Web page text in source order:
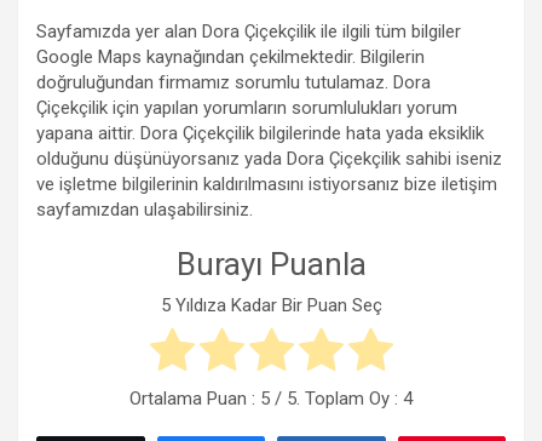
Sayfamızda yer alan Dora Çiçekçilik ile ilgili tüm bilgiler
Google Maps kaynağından çekilmektedir. Bilgilerin
doğruluğundan firmamız sorumlu tutulamaz. Dora
Çiçekçilik için yapılan yorumların sorumlulukları yorum
yapana aittir. Dora Çiçekçilik bilgilerinde hata yada eksiklik
olduğunu düşünüyorsanız yada Dora Çiçekçilik sahibi iseniz
ve işletme bilgilerinin kaldırılmasını istiyorsanız bize iletişim
sayfamızdan ulaşabilirsiniz.
Burayı Puanla
5 Yıldıza Kadar Bir Puan Seç
Ortalama Puan : 5 / 5. Toplam Oy : 4